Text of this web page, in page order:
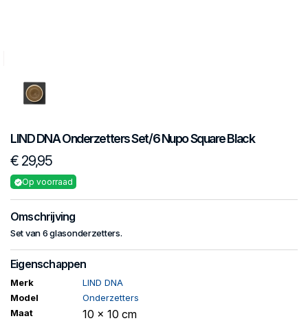
LIND DNAOnderzettersSet/6 Nupo Square Black
€ 29,95
Op voorraad
Omschrijving
Set van 6 glasonderzetters.
Eigenschappen
Merk
LIND DNA
Model
Onderzetters
Maat
10 x 10 cm